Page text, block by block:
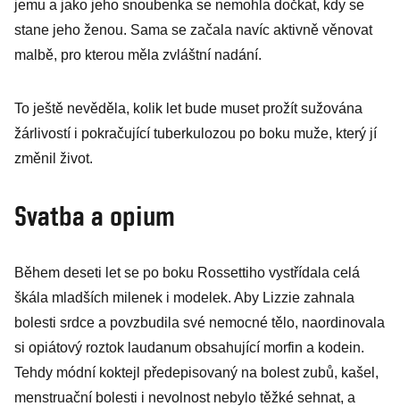
jemu a jako jeho snoubenka se nemohla dočkat, kdy se
stane jeho ženou. Sama se začala navíc aktivně věnovat
malbě, pro kterou měla zvláštní nadání.
To ještě nevěděla, kolik let bude muset prožít sužována
žárlivostí i pokračující tuberkulozou po boku muže, který jí
změnil život.
Svatba a opium
Během deseti let se po boku Rossettiho vystřídala celá
škála mladších milenek i modelek. Aby Lizzie zahnala
bolesti srdce a povzbudila své nemocné tělo, naordinovala
si opiátový roztok laudanum obsahující morfin a kodein.
Tehdy módní koktejl předepisovaný na bolest zubů, kašel,
menstruační bolesti i nevolnost nebylo těžké sehnat, a